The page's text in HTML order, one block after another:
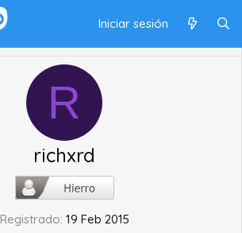
Iniciar sesión
R
richxrd
Registrado 19 Feb 2015